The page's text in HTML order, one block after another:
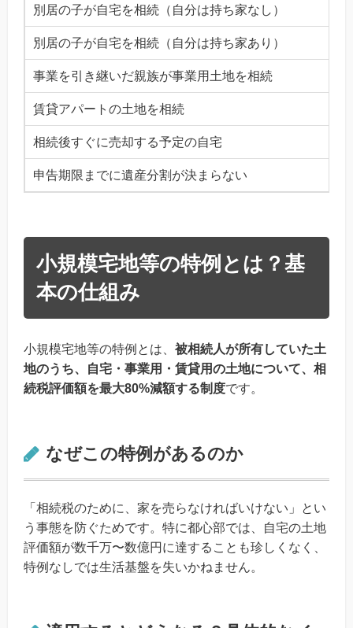
別居の子が自宅を相続（自分は持ち家なし）
別居の子が自宅を相続（自分は持ち家あり）
事業を引き継いだ親族が事業用土地を相続
賃貸アパートの土地を相続
相続後すぐに売却する予定の自宅
申告期限までに遺産分割が決まらない
小規模宅地等の特例とは？基
本の仕組み
小規模宅地等の特例とは、 被相続人が所有していた土
地のうち、自宅・事業用・賃貸用の土地について、相
続税評価額を最大80%減額する制度です。
なぜこの特例があるのか
「相続税のために、家を売らなければいけない」とい
う事態を防ぐためです。特に都心部では、自宅の土地
評価額が数千万〜数億円に達することも珍しくなく、
特例なしでは生活基盤を失いかねません。